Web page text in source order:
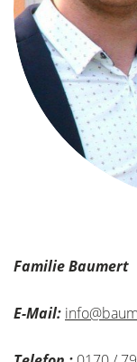
Familie Baumert
E-Mail: